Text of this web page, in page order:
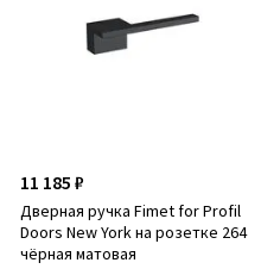
11 185 ₽
Дверная ручка Fimet for Рrofil
Doors New York на розетке 264
чёрная матовая